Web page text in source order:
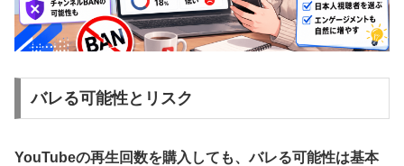
バレる可能性とリスク
YouTubeの再生回数を購入しても、バレる可能性は基本